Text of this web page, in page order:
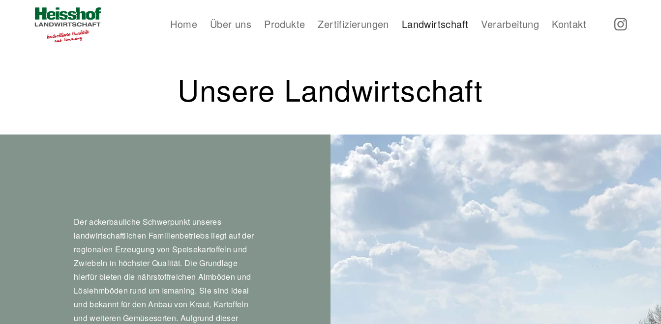
Home Über uns Produkte Zertifizierungen Landwirtschaft Verarbeitung Kontakt
Unsere Landwirtschaft
Der ackerbauliche Schwerpunkt unseres
landwirtschaftlichen Familienbetriebs liegt auf der
regionalen Erzeugung von Speisekartoffeln und
Zwiebeln in höchster Qualität. Die Grundlage
hierfür bieten die nährstoffreichen Almböden und
Löslehmböden rund um Ismaning. Sie sind ideal
und bekannt für den Anbau von Kraut, Kartoffeln
und weiteren Gemüsesorten. Aufgrund dieser